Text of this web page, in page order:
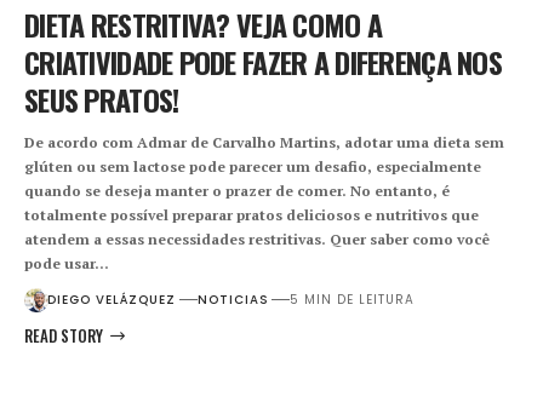
DIETA RESTRITIVA? VEJA COMO A
CRIATIVIDADE PODE FAZER A DIFERENÇA NOS
SEUS PRATOS!
De acordo com Admar de Carvalho Martins, adotar uma dieta sem
glúten ou sem lactose pode parecer um desafio, especialmente
quando se deseja manter o prazer de comer. No entanto, é
totalmente possível preparar pratos deliciosos e nutritivos que
atendem a essas necessidades restritivas. Quer saber como você
pode usar…
DIEGO VELÁZQUEZ NOTICIAS 5 MIN DE LEITURA
READ STORY